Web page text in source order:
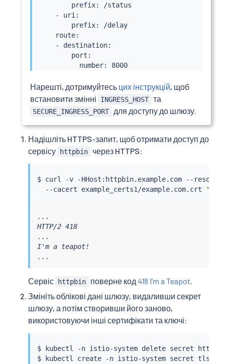
        prefix: /status
    - uri:
        prefix: /delay
    route:
    - destination:
        port:
          number: 8000
EOF
Нарешті, дотримуйтесь цих інструкцій, щоб
встановити змінні
INGRESS_HOST та
SECURE_INGRESS_PORT для доступу до шлюзу.
Надішліть HTTPS-запит, щоб отримати доступ до
сервісу
httpbin через HTTPS:
$ curl
-v -HHost:httpbin.example.com --
  --cacert example_certs1/example.com.crt
...
HTTP/2 418
...
I'm a teapot!
...
Сервіс httpbin поверне код 418 I’m a Teapot.
Змініть облікові дані шлюзу, видаливши секрет
шлюзу, а потім створивши його заново,
використовуючи інші сертифікати та ключі:
$ kubectl -n istio-system delete secret
$
kubectl create -n istio-system secret tls